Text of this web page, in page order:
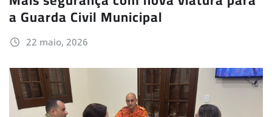
a Guarda Civil Municipal
22 maio, 2026